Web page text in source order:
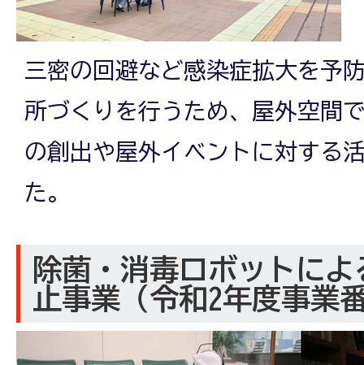
三密の回避など感染症拡大を予
所づくりを行うため、屋外空間
の創出や屋外イベントに対する
た。
除菌・消毒ロボットに
止事業（令和2年度事業